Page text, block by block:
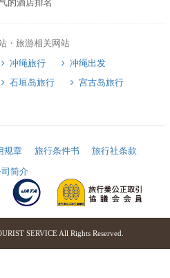
的酒店排名
・旅游相关网站
冲绳旅行
冲绳出发
石垣岛旅行
宫古岛旅行
规章 旅行条件书
旅行社条款
简介
SERVICE All Rights Reserved.